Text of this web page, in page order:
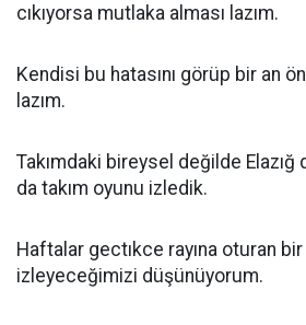
cıkıyorsa mutlaka alması lazım.
Kendisi bu hatasını görüp bir an
lazım.
Takımdaki bireysel değilde Elazığ
da takım oyunu izledik.
Haftalar gectıkce rayına oturan
izleyeceğimizi düşünüyorum.